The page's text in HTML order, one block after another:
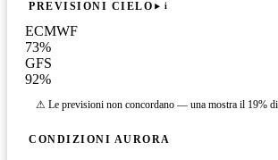
PREVISIONI CIELO i
ECMWF
73%
GFS
92%
⚠ Le previsioni non concordano — una mostra il 19%
CONDIZIONI AURORA